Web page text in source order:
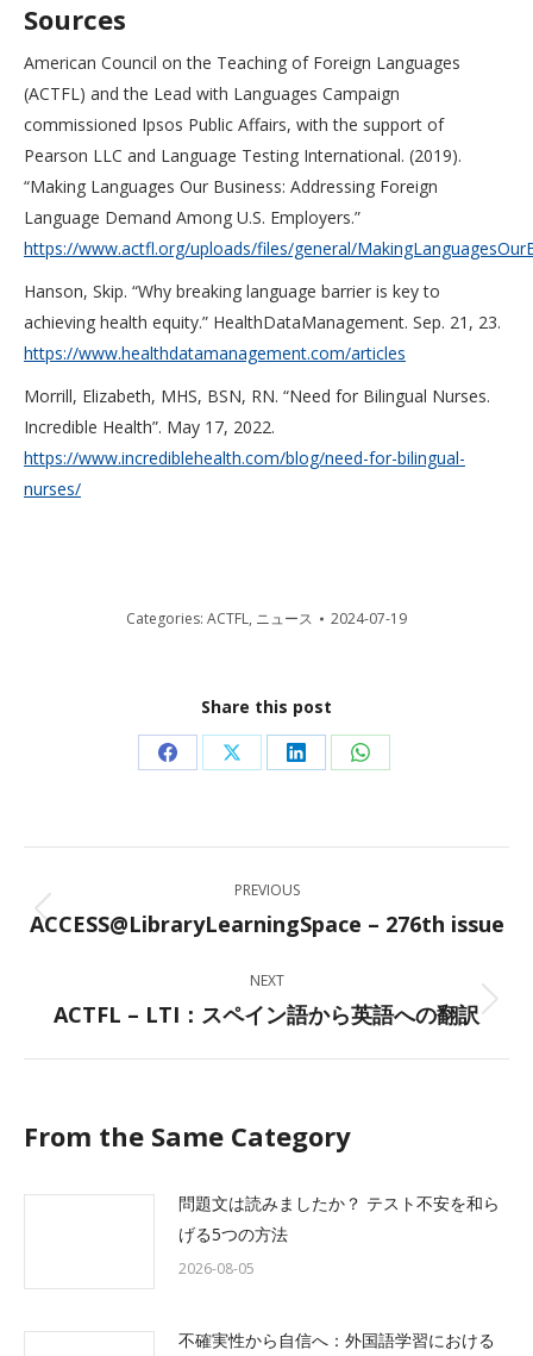
Sources
American Council on the Teaching of Foreign Languages
(ACTFL) and the Lead with Languages Campaign
commissioned Ipsos Public Affairs, with the support of
Pearson LLC and Language Testing International. (2019).
“Making Languages Our Business: Addressing Foreign
Language Demand Among U.S. Employers.”
https://www.actfl.org/uploads/files/general/
Hanson, Skip. “Why breaking language barrier is key to
achieving health equity.” HealthDataManagement. Sep. 21, 23.
https://www.healthdatamanagement.com/articles
Morrill, Elizabeth, MHS, BSN, RN. “Need for Bilingual Nurses.
Incredible Health”. May 17, 2022.
https://www.incrediblehealth.com/blog/need-for-bilingual-
nurses/
Categories: ACTFL, ニュース 2024-07-19
Share this post
Share
Facebook
Share
X
Share
LinkedIn
Share
WhatsApp
navigation
PREVIOUS
Previous
ACCESS@LibraryLearningSpace – 276th issue
NEXT
Next
ACTFL – LTI：スペイン語から英語への翻訳
From the Same Category
問題文は読みましたか？ テスト不安を和ら
げる5つの方法
2026-08-05
不確実性から自信へ：外国語学習における